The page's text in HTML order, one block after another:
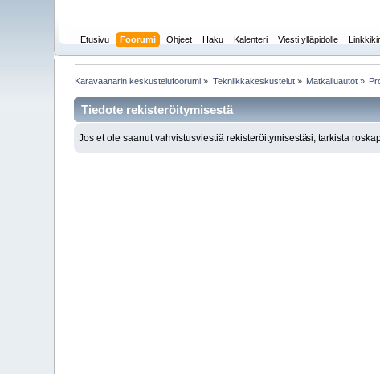
Etusivu Foorumi Ohjeet Haku Kalenteri Viesti ylläpidolle
Karavaanarin keskustelufoorumi » Tekniikkakeskustelut» Matkailuautot »
Tiedote rekisteröitymisestä
Jos et ole saanut vahvistusviestiä rekisteröitymisestäsi, tarkista